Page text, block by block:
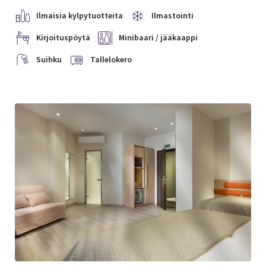
Ilmaisia kylpytuotteita Ilmastointi
Kirjoituspöytä Minibaari / jääkaappi
Suihku Tallelokero